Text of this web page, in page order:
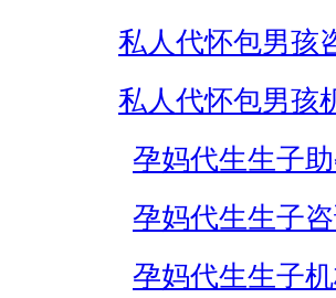
私人代怀包男孩
私人代怀包男孩
孕妈代生生子
孕妈代生生子
孕妈代生生子